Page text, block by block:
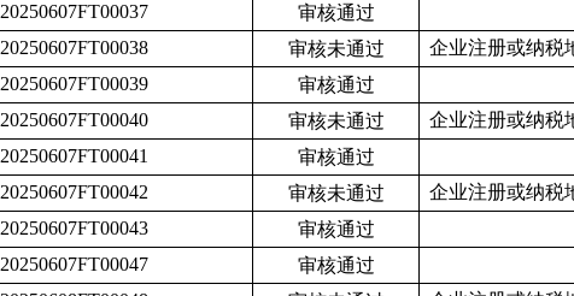
20250607FT00037
审核通过
20250607FT00038 审核未通过
企业注册或纳税
20250607FT00039
审核通过
20250607FT00040 审核未通过
企业注册或纳税
20250607FT00041
审核通过
20250607FT00042 审核未通过
企业注册或纳税
20250607FT00043
审核通过
20250607FT00047
审核通过